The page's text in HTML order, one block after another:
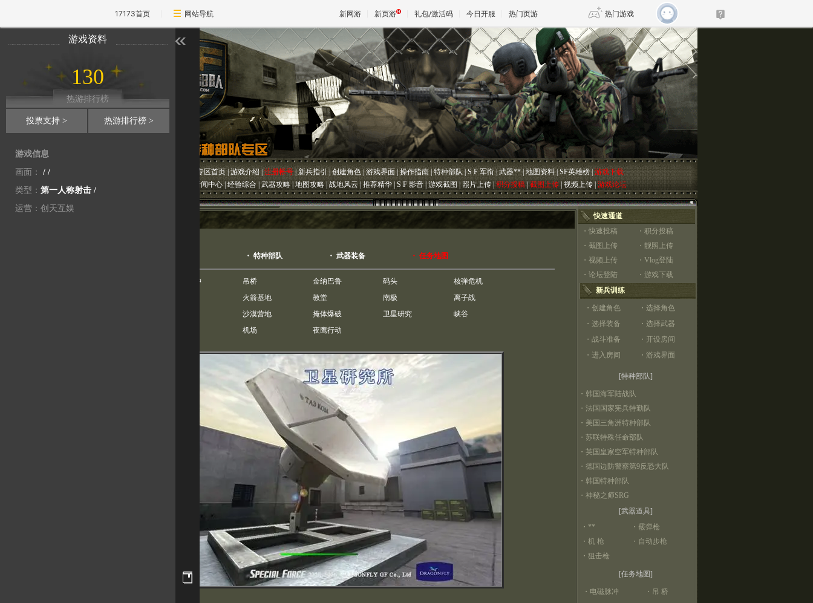
17173首页 网站导航 新网游 新页游 礼包/激活码 今日开服 热门页游 热门游戏
魔兽 DNF 传奇4
天堂 剑网3旗舰版 新天龙八部
王权与自由 诛仙世界 仙剑世界
专区首页 游戏介绍 | 注册帐号 新兵指引 创建角色 游戏界面 操作指南 特种部队 S F 军衔 武器** | 地图资料 SF英雄榜 游戏下载
新闻中心 | 经验综合 武器攻略 地图攻略 战地风云 推荐精华 S F 影音 |游戏截图 照片上传 积分投稿 | 截图上传 视频上传 游戏论坛
・ 特种部队 ・ 武器装备 ・ 任务地图
电磁脉冲 吊桥 金纳巴鲁 码头
核弹危机
火箭基地 教堂 南极
离子战
沙漠营地 掩体爆破 卫星研究
峡谷
机场 夜鹰行动
快速通道
・ 快速投稿 ・ 积分投稿
・ 截图上传 ・ 靓照上传
・ 视频上传 ・ Vlog登陆
・ 论坛登陆 ・ 游戏下载
新兵训练
・ 创建角色 ・ 选择角色
・ 选择装备 ・ 选择武器
・ 战斗准备 ・ 开设房间
・ 进入房间 ・ 游戏界面
[特种部队]
・ 韩国海军陆战队
・ 法国国家宪兵特勤队
・ 美国三角洲特种部队
・ 苏联特殊任命部队
・ 英国皇家空军特种部队
・ 德国边防警察第9反恐大队
・ 韩国特种部队
・ 神秘之师SRG
[武器道具]
・ ** ・ 霰弹枪
・ 机 枪 ・ 自动步枪
・ 狙击枪
[任务地图]
・ 电磁脉冲 ・ 吊 桥
游戏资料
130
热游排行榜
投票支持 > 热游排行榜 >
游戏信息
画面：
/ /
类型： 第一人称射击 /
运营：创天互娱